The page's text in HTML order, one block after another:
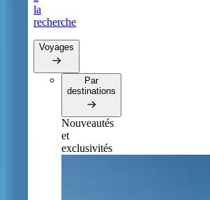
la
recherche
Voyages
Par
destinations
Nouveautés
et
exclusivités